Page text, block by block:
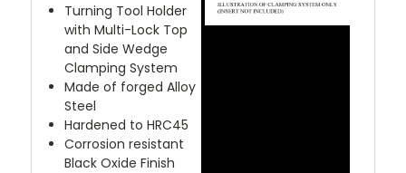
Turning Tool Holder
with Multi-Lock Top
and Side Wedge
Clamping System
Made of forged Alloy
Steel
Hardened to HRC45
Corrosion resistant
Black Oxide Finish